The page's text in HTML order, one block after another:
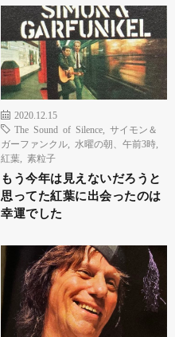
2020.12.15
The Sound of Silence
サイモン＆
ガーファンクル
水曜の朝、午前3時
紅葉
素粒子
もう今年は見えないだろうと
思ってた紅葉に出会ったのは
幸運でした